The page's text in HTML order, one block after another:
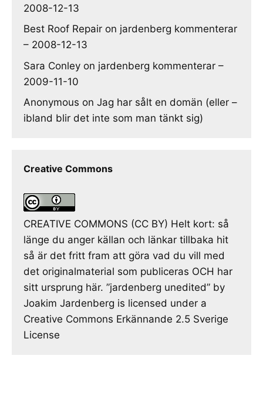
2008-12-13
Best Roof Repair on jardenberg kommenterar
– 2008-12-13
Sara Conley on jardenberg kommenterar –
2009-11-10
Anonymous on Jag har sålt en domän (eller –
ibland blir det inte som man tänkt sig)
Creative Commons
CREATIVE COMMONS (CC BY) Helt kort: så
länge du anger källan och länkar tillbaka hit
så är det fritt fram att göra vad du vill med
det originalmaterial som publiceras OCH har
sitt ursprung här. ”jardenberg unedited” by
Joakim Jardenberg is licensed under a
Creative Commons Erkännande 2.5 Sverige
License